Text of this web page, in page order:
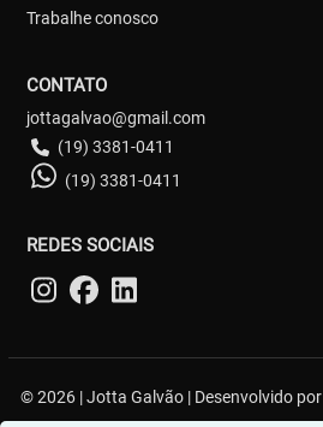
Trabalhe conosco
CONTATO
jottagalvao@gmail.com
(19) 3381-0411
(19) 3381-0411
REDES SOCIAIS
© 2026 | Jotta Galvão | Desenvolvido por